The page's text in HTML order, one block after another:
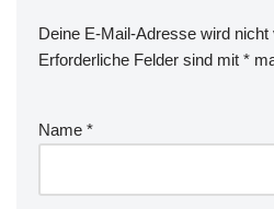
Deine E-Mail-Adresse wird nicht
Erforderliche Felder sind mit *
Name *